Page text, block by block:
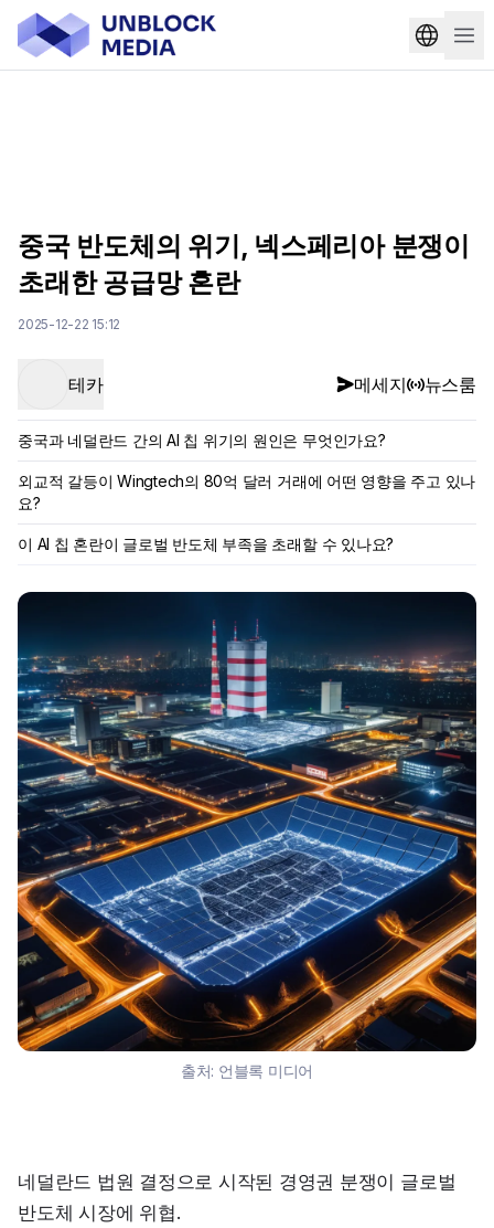
중국 반도체의 위기, 넥스페리아 분쟁이
초래한 공급망 혼란
2025-12-22 15:12
테카 메세지 뉴스룸
중국과 네덜란드 간의 AI 칩 위기의 원인은 무엇인가요?
외교적 갈등이 Wingtech의 80억 달러 거래에 어떤 영향을 주고 있나
요?
이 AI 칩 혼란이 글로벌 반도체 부족을 초래할 수 있나요?
출처: 언블록 미디어
네덜란드 법원 결정으로 시작된 경영권 분쟁이 글로벌
반도체 시장에 위협.